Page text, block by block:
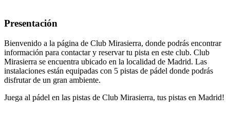
Presentación
Bienvenido a la página de Club Mirasierra, donde podrás encontrar
información para contactar y reservar tu pista en este club. Club
Mirasierra se encuentra ubicado en la localidad de Madrid. Las
instalaciones están equipadas con 5 pistas de pádel donde podrás
disfrutar de un gran ambiente.
Juega al pádel en las pistas de Club Mirasierra, tus pistas en Madrid!